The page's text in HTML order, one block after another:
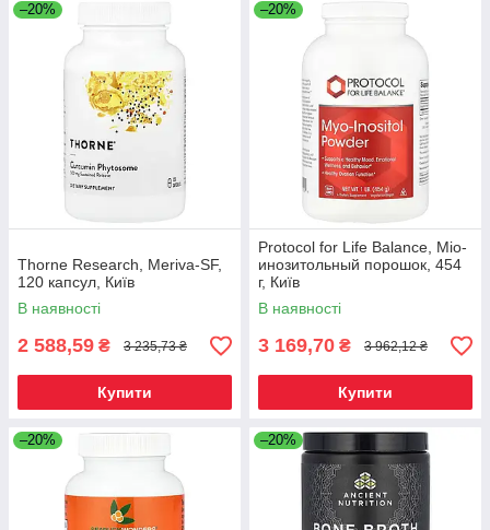
–20%
Thorne Research, Meriva-SF,
120 капсул, Київ
В наявності
2 588,59 ₴ 3 235,73 ₴
Купити
–20%
Protocol for Life Balance, Міо-
инозитольный порошок, 454
г, Київ
В наявності
3 169,70 ₴ 3 962,12 ₴
Купити
–20% –20%